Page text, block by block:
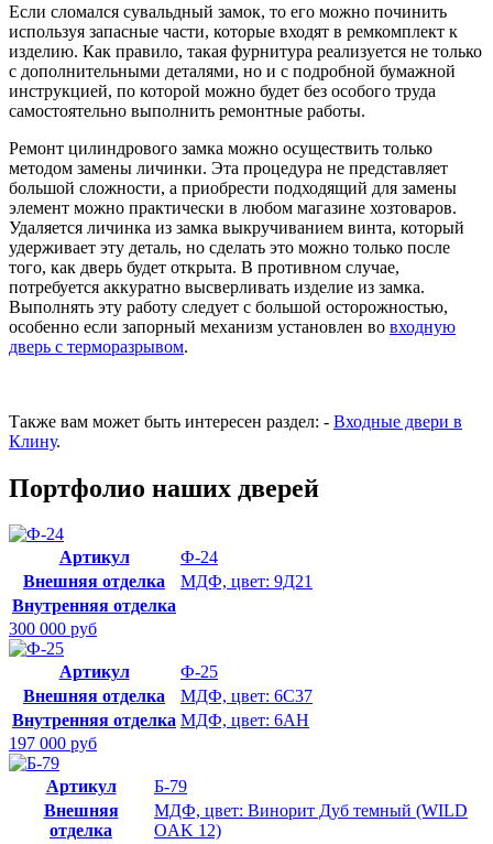
Если сломался сувальдный замок, то его можно починить
используя запасные части, которые входят в ремкомплект к
изделию. Как правило, такая фурнитура реализуется не только
с дополнительными деталями, но и с подробной бумажной
инструкцией, по которой можно будет без особого труда
самостоятельно выполнить ремонтные работы.
Ремонт цилиндрового замка можно осуществить только
методом замены личинки. Эта процедура не представляет
большой сложности, а приобрести подходящий для замены
элемент можно практически в любом магазине хозтоваров.
Удаляется личинка из замка выкручиванием винта, который
удерживает эту деталь, но сделать это можно только после
того, как дверь будет открыта. В противном случае,
потребуется аккуратно высверливать изделие из замка.
Выполнять эту работу следует с большой осторожностью,
особенно если запорный механизм установлен во входную
дверь с терморазрывом.
Также вам может быть интересен раздел: - Входные двери в
Клину.
Портфолио наших дверей
Артикул
Ф-24
Внешняя отделка
МДФ, цвет: 9Д21
Внутренняя отделка
300 000 руб
Артикул
Ф-25
Внешняя отделка
МДФ, цвет: 6С37
Внутренняя отделка МДФ, цвет: 6АН
197 000 руб
Артикул
Б-79
Внешняя
отделка
МДФ, цвет: Винорит Дуб темный (WILD
OAK 12)